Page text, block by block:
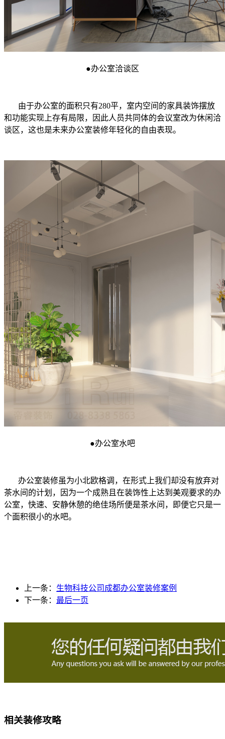
●办公室洽谈区
由于办公室的面积只有280平，室内空间的家具装饰摆放
和功能实现上存有局限，因此人员共同体的会议室改为休闲洽
谈区，这也是未来办公室装修年轻化的自由表现。
●办公室水吧
办公室装修虽为小北欧格调，在形式上我们却没有放弃对
茶水间的计划，因为一个成熟且在装饰性上达到美观要求的办
公室，快速、安静休憩的绝佳场所便是茶水间，即便它只是一
个面积很小的水吧。
上一条： 生物科技公司成都办公室装修案例
下一条： 最后一页
相关装修攻略